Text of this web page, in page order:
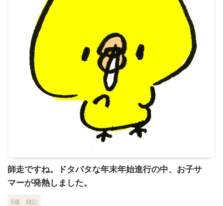
師走ですね。ドタバタな年末年始進行の中、お子サ
マーが発熱しました。
5歳 雑記